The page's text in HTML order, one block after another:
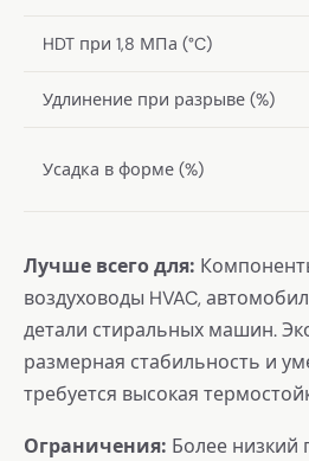
HDT при 1,8 МПа (°C)
Удлинение при разрыве (%)
Усадка в форме (%)
Лучше всего для:
воздуховоды HVAC,
детали стиральных машин.
размерная стабильность и
требуется высокая
Ограничения: Более низкий